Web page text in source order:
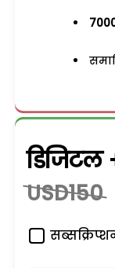
डिजिटल
USD150